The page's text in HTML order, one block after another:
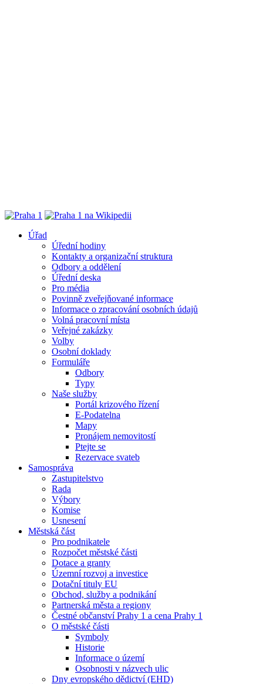
Úřad
Úřední hodiny
Kontakty a organizační struktura
Odbory a oddělení
Úřední deska
Pro média
Povinně zveřejňované informace
Informace o zpracování osobních údajů
Volná pracovní místa
Veřejné zakázky
Volby
Osobní doklady
Formuláře
Odbory
Typy
Naše služby
Portál krizového řízení
E-Podatelna
Mapy
Pronájem nemovitostí
Ptejte se
Rezervace svateb
Samospráva
Zastupitelstvo
Rada
Výbory
Komise
Usnesení
Městská část
Pro podnikatele
Rozpočet městské části
Dotace a granty
Územní rozvoj a investice
Dotační tituly EU
Obchod, služby a podnikání
Partnerská města a regiony
Čestné občanství Prahy 1 a cena Prahy 1
O městské části
Symboly
Historie
Informace o území
Osobnosti v názvech ulic
Dny evropského dědictví (EHD)